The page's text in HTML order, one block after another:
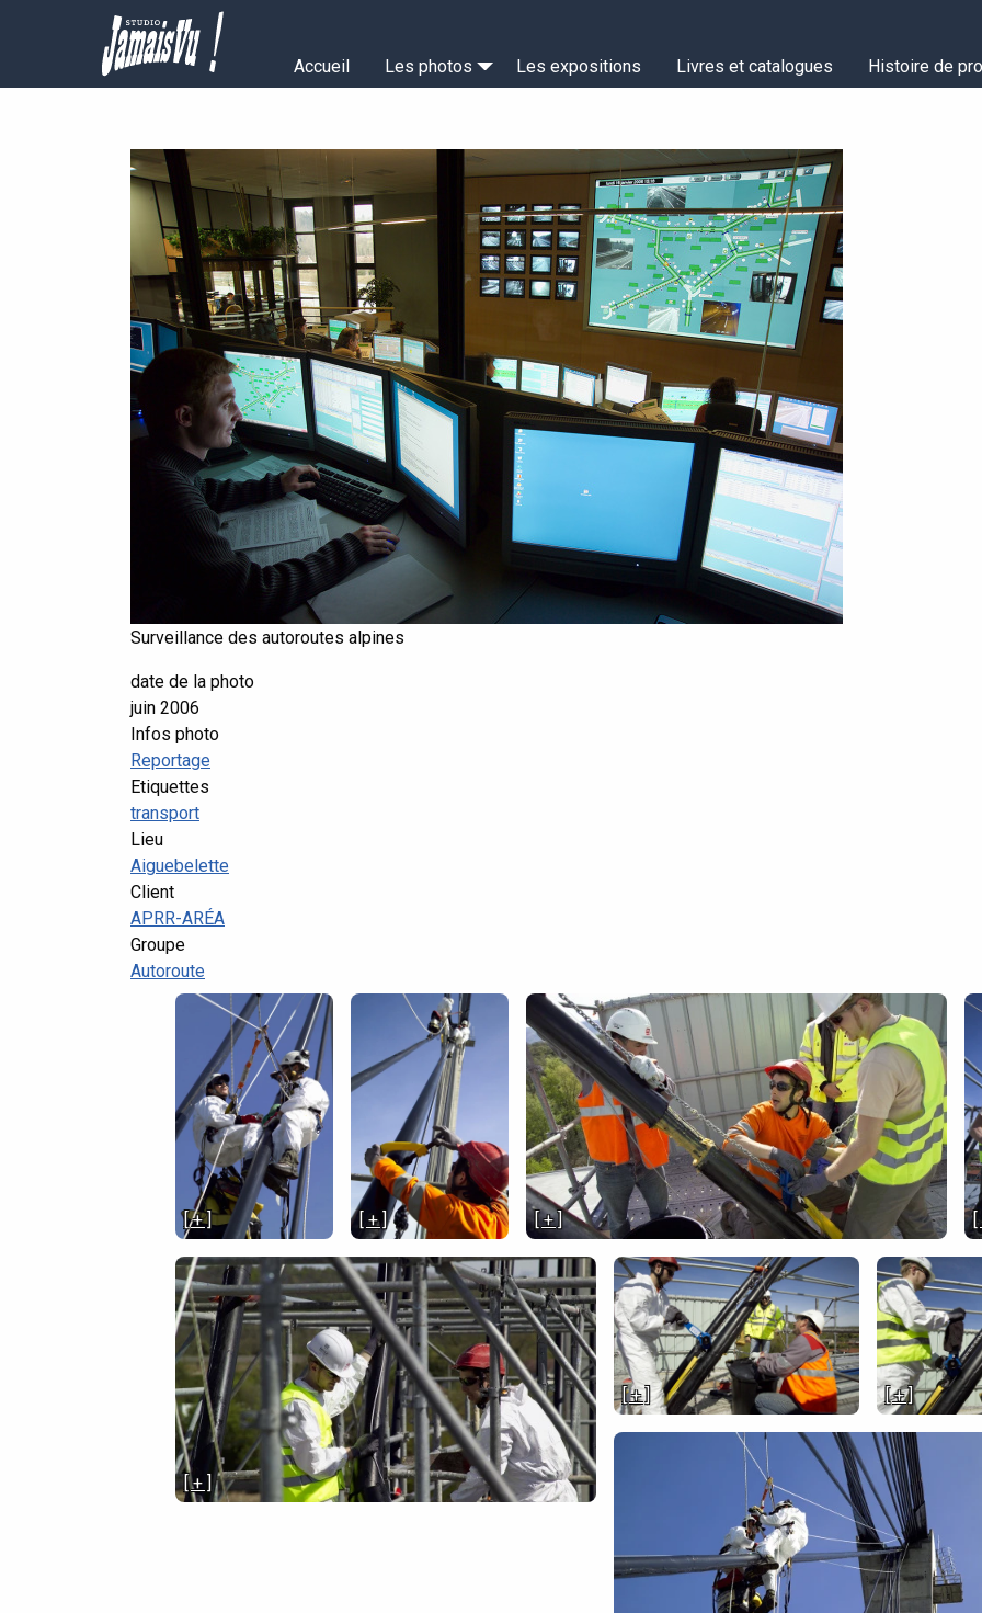
principal
Navigation
principale
Accueil Les photos Les expositions Livres et catalogues Histoire de
Surveillance des autoroutes alpines
date de la photo
juin 2006
Infos photo
Reportage
Etiquettes
transport
Lieu
Aiguebelette
Client
APRR-ARÉA
Groupe
Autoroute
[ + ] [ + ] [ + ]
[ + ]
[ + ] [ + ]